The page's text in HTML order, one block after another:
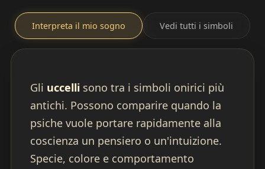
Interpreta il mio sogno Vedi tutti i simboli
Gli uccelli sono tra i simboli onirici più
antichi. Possono comparire quando la
psiche vuole portare rapidamente alla
coscienza un pensiero o un'intuizione.
Specie, colore e comportamento